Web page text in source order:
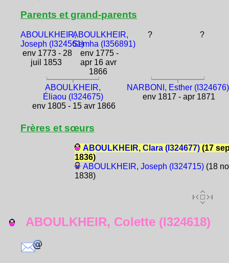
Parents et grand-parents
ABOULKHEIR,
Joseph (I324561)
env 1773 - 28
juil 1853
ABOULKHEIR,
Semha (I356891)
env 1775 -
apr 16 avr
1866
? ?
ABOULKHEIR,
Éliaou (I324675)
env 1805 - 15 avr 1866
NARBONI, Esther (I324676)
env 1817 - apr 1871
Frères et sœurs
ABOULKHEIR, Clara (I324677)(17
1836)
ABOULKHEIR, Joseph (I324715)(18
1838)
ABOULKHEIR, Colette (I324618)